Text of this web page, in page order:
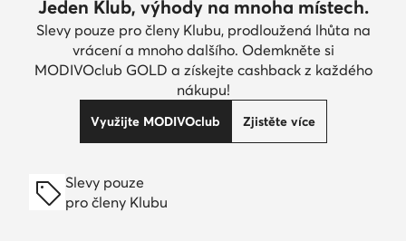
Jeden Klub, výhody na mnoha místech.
Slevy pouze pro členy Klubu, prodloužená lhůta na
vrácení a mnoho dalšího. Odemkněte si
MODIVOclub GOLD a získejte cashback z každého
nákupu!
Využijte MODIVOclub Zjistěte více
Slevy pouze
pro členy Klubu